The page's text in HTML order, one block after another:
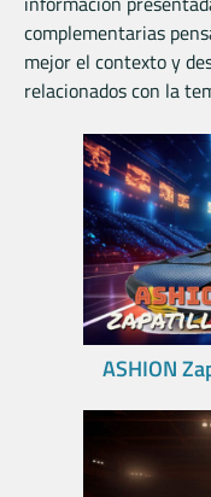
complementarias
mejor el contexto y
relacionados con la
ASHION